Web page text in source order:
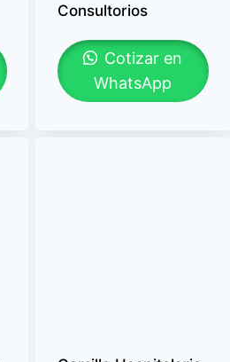
Consultorios
Cotizar en
WhatsApp